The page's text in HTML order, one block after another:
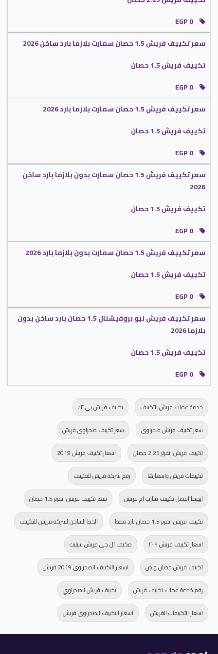
مميزات تكنولوجيا الانفرتر :
قدرات تكييف فريش سمارت
تكييف فريش سمارت 1.5 حصان .
تكييف فريش سمارت 5 حصان .
موديلات تكييف فريش سمارت
تكييف فريش بارد بلازما ديجيتال سمارت .
تكييف فريش بارد ساخن بدون بلازما سمارت .
التبريد السريع التى تمتعنا بالهواء المكيف البارد ويستخدم أيضا على الوضع الساخن
توفير خاصية البلازما كلاستر :
التميز بالتصميم الأنيق :عند اختيار تكييف فريش بروفيشنال هتجد أفضل
المواصفات والتطورات منها التصميم الجديد المتوافر به يتناسب مع جميع الديكورات
الانفراد بالنوم المريح :لو عايز تخلى فترة نومك ممتعه لأبد ان تختار تكييف فريش
بروفيشنال المزود بخاصية التشغيل الاقتصادى اثناء النوم التي تعمل على تبريد أو
تدفئة الغرفة بالمستوى المناسب لجسم الانسان وعند الوصول لها يتم التوقف تلقائيا .
قدرات تكييف فريش بروفيشنال
تكييف فريش بروفيشنال 1.5 حصان .
تكييف فريش بروفيشنال 2.25 حصان
تكييف فريش بروفيشنال 3 حصان .
موديلات تكييف فريش بروفيشنال
تكييف فريش بروفيشنال بارد بلازما .
تكييف فريش بروفيشنال بارد ساخن بلازما .
تكييف فريش بروفيشنال بارد بدون بلازما .
اسعار تكييف فريش سمارت
بلازما
أستمتع بأسعار تكييف فريش سمارت بلازما الجهاز الاكثر استخداما لامكانياته العالية
التي تجعلنا متميزين بالرغم من من احتوائه على كل المواصفات الجديدة ولكن يتوافر
بأقل الأسعار حتى يتمكن العميل من الحصول علية .
يحتوى تكييف فريش سمارت بلازما على خاصية التبريد فائق السرعة التي تجعلنا
مستمتعين بأوقاتنا .
يتميز بقدرته العالية على تنظيف الوحدة الداخلية من خلال ضخ أيونات البلازما داخلها
حتى يتم تنظيفها من الأتربة التى تتوافر بها .
لأن العميل يبحث عن الجهاز المتطور والمتكامل بكل المواصفات وفى نفس الوقت
سعر تكييف فريش 1.5 حصان سمارت بلازما بارد ساخن 2026
تكييف فريش 1.5 حصان
سعر تكييف فريش 1.5 حصان سمارت بلازما بارد 2026
تكييف فريش 1.5 حصان
سعر تكييف فريش 1.5 حصان سمارت بدون بلازما بارد ساخن
2026
تكييف فريش 1.5 حصان
سعر تكييف فريش 1.5 حصان سمارت بدون بلازما بارد 2026
تكييف فريش 1.5 حصان
سعر تكييف فريش نيو بروفيشنال 1.5 حصان بارد ساخن بدون
بلازما 2026
تكييف فريش 1.5 حصان
خدمة عملاء فريش للتكييف تكييف فريش بي تك
سعر تكييف فريش صحراوى سعر تكييف صحراوى فريش
تكييف فريش انفرتر 2.25 حصان اسعار تكييف فريش 2019
تكييفات فريش واسعارها رقم شركة فريش للتكييف
ايهما افضل تكييف شارب ام فريش سعر تكييف فريش انفرتر 1.5 حصان
تكييف فريش انفرتر 1.5 حصان بارد فقط الخط الساخن لشركة فريش للتكييف
اسعار تكييف فريش ٢٠١٩ مكيف ال جي فريش سبليت
تكييف فريش حصان ونص اسعار التكييف الصحراوى 2019 فريش
رقم خدمة عملاء تكييف فريش تكييف فريش الصحراوي
اسعار التكييفات الفريش اسعار التكييف الصحراوى فريش